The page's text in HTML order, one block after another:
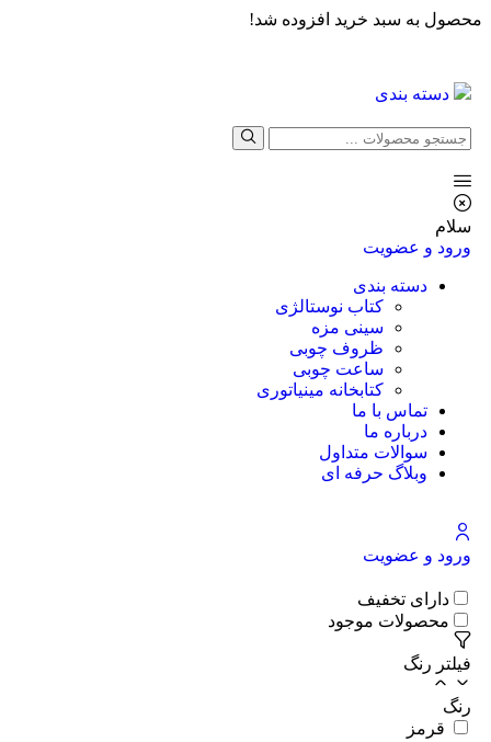
محصول به سبد خرید افزوده شد!
دسته بندی
سلام
ورود و عضویت
دسته بندی
کتاب نوستالژی
سینی مزه
ظروف چوبی
ساعت چوبی
کتابخانه مینیاتوری
تماس با ما
درباره ما
سوالات متداول
وبلاگ حرفه ای
ورود و عضویت
دارای تخفیف
محصولات موجود
فیلتر رنگ
رنگ
قرمز